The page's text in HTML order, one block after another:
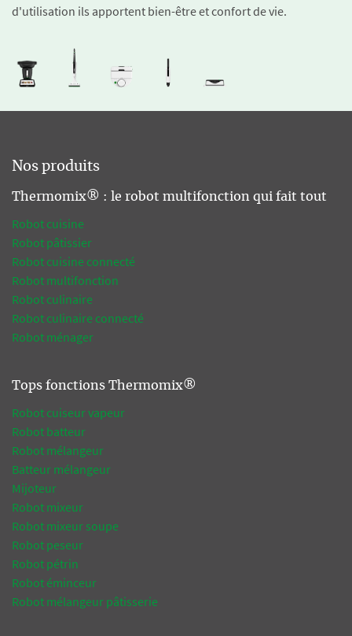
d'utilisation ils apportent bien-être et confort de vie.
Nos produits
Thermomix® : le robot multifonction qui fait tout
Robot cuisine
Robot pâtissier
Robot cuisine connecté
Robot multifonction
Robot culinaire
Robot culinaire connecté
Robot ménager
Tops fonctions Thermomix®
Robot cuiseur vapeur
Robot batteur
Robot mélangeur
Batteur mélangeur
Mijoteur
Robot mixeur
Robot mixeur soupe
Robot peseur
Robot pétrin
Robot éminceur
Robot mélangeur pâtisserie